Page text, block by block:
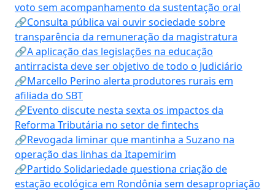
voto sem acompanhamento da sustentação oral
🔗Consulta pública vai ouvir sociedade sobre
transparência da remuneração da magistratura
🔗A aplicação das legislações na educação
antirracista deve ser objetivo de todo o Judiciário
🔗Marcello Perino alerta produtores rurais em
afiliada do SBT
🔗Evento discute nesta sexta os impactos da
Reforma Tributária no setor de fintechs
🔗Revogada liminar que mantinha a Suzano na
operação das linhas da Itapemirim
🔗Partido Solidariedade questiona criação de
estação ecológica em Rondônia sem desapropriação